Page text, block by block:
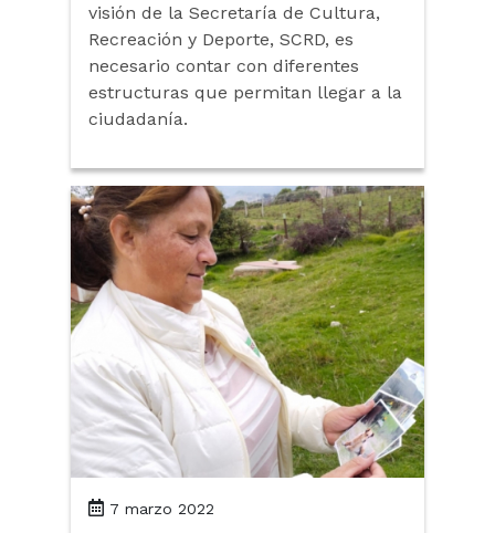
visión de la Secretaría de Cultura,
Recreación y Deporte, SCRD, es
necesario contar con diferentes
estructuras que permitan llegar a la
ciudadanía.
7 marzo 2022